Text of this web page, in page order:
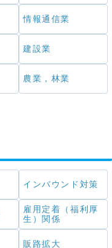
情報通信業
建設業
農業，林業
インバウンド対策
雇用定着（福利厚
生）関係
販路拡大